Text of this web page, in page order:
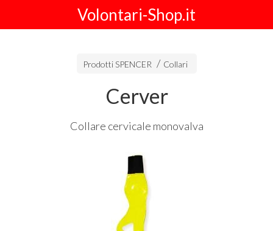
Volontari-Shop.it
Prodotti SPENCER Collari
Cerver
Collare cervicale monovalva